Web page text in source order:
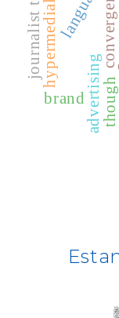
Dialnet
Fuente
REDIB
CLASE
BASE
convergence
advertising
hypermediality
brand though